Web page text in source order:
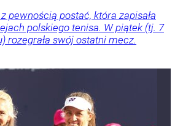
pewnością postać, która zapisała
polskiego tenisa. W piątek (tj. 7
rozegrała swój ostatni mecz.